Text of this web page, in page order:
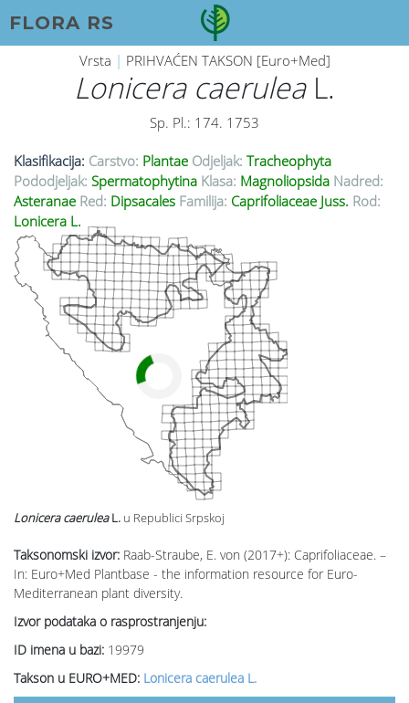
FLORA RS
Vrsta | PRIHVAĆEN TAKSON [Euro+Med]
Lonicera caeruleaL.
Sp. Pl.: 174. 1753
Klasifikacija: Carstvo: Plantae Odjeljak: Tracheophyta
Pododjeljak: Spermatophytina Klasa: Magnoliopsida Nadred:
Asteranae Red: Dipsacales Familija: Caprifoliaceae Juss. Rod:
Lonicera L.
Taksonomski izvor: Raab-Straube, E. von (2017+): Caprifoliaceae. –
In: Euro+Med Plantbase - the information resource for Euro-
Mediterranean plant diversity.
Izvor podataka o rasprostranjenju:
ID imena u bazi: 19979
Takson u EURO+MED: Lonicera caerulea L.
Lonicera caeruleaL. u Republici Srpskoj